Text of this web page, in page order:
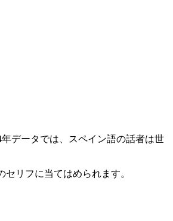
データでは、スペイン語の話者は世
リフに当てはめられます。